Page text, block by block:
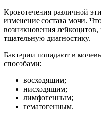
Кровотечения различной
изменение состава мочи.
возникновения лейкоцитов,
тщательную диагностику.
Бактерии попадают в
способами:
восходящим;
нисходящим;
лимфогенным;
гематогенным.